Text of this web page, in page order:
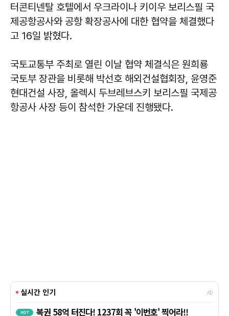
터콘티넨탈 호텔에서 우크라이나 키이우 보리스필 국
제공항공사와 공항 확장공사에 대한 협약을 체결했다
고 16일 밝혔다.
국토교통부 주최로 열린 이날 협약 체결식은 원희룡
국토부 장관을 비롯해 박선호 해외건설협회장, 윤영준
현대건설 사장, 올렉시 두브레브스키 보리스필 국제공
항공사 사장 등이 참석한 가운데 진행됐다.